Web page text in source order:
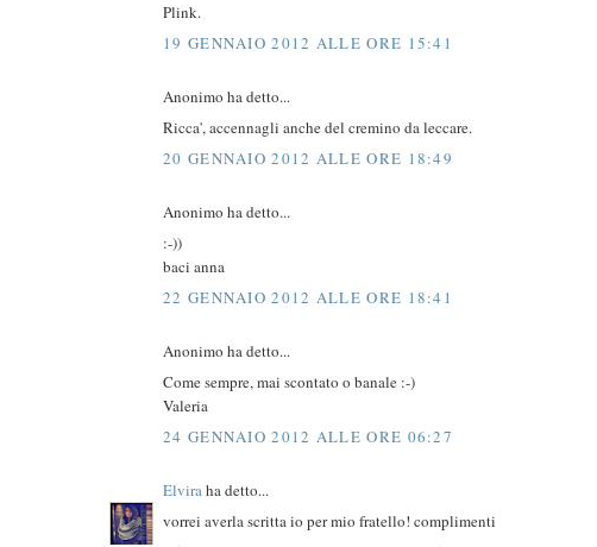
Plink.
19 GENNAIO 2012 ALLE ORE 15:41
Anonimo ha detto...
Ricca', accennagli anche del cremino da leccare.
20 GENNAIO 2012 ALLE ORE 18:49
Anonimo ha detto...
:-))
baci anna
22 GENNAIO 2012 ALLE ORE 18:41
Anonimo ha detto...
Come sempre, mai scontato o banale :-)
Valeria
24 GENNAIO 2012 ALLE ORE 06:27
Elvira ha detto...
vorrei averla scritta io per mio fratello! complimenti